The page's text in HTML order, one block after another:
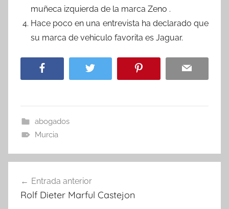
muñeca izquierda de la marca Zeno .
Hace poco en una entrevista ha declarado que
su marca de vehiculo favorita es Jaguar.
abogados
Murcia
de
Entrada anterior
Rolf Dieter Marful Castejon